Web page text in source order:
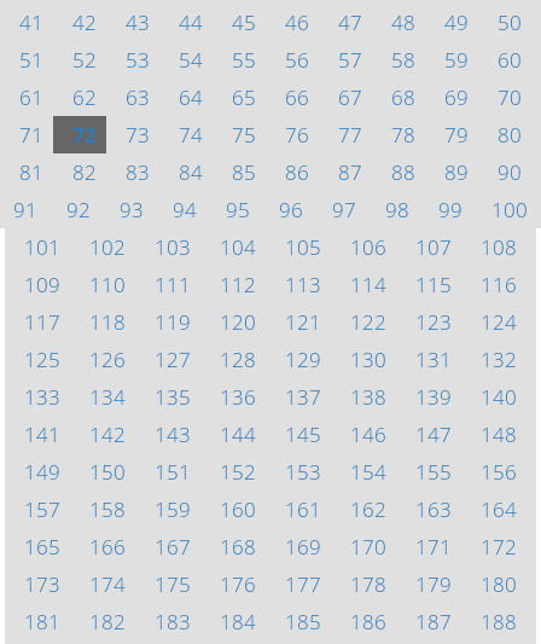
41
42 43 44 45 46 47 48 49
50
51
52 53 54 55 56 57 58 59
60
61
62 63 64 65 66 67 68 69
70
71
72 73 74 75 76 77 78 79
80
81
82 83 84 85 86 87 88 89
90
91
92 93 94 95 96 97 98 99
100
101
102 103 104 105 106 107
108
109
110 111 112 113 114 115
116
117
118 119 120 121 122 123
124
125
126 127 128 129 130 131
132
133
134 135 136 137 138 139
140
141
142 143 144 145 146 147
148
149
150 151 152 153 154 155
156
157
158 159 160 161 162 163
164
165
166 167 168 169 170 171
172
173
174 175 176 177 178 179
180
181
182 183 184 185 186 187
188